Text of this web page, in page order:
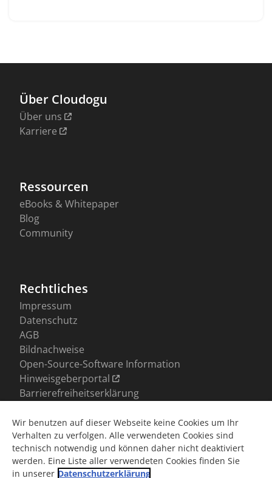
Wir benutzen auf dieser Webseite keine Cookies um Ihr
Verhalten zu verfolgen. Alle verwendeten Cookies sind
technisch notwendig und können daher nicht deaktiviert
werden. Eine Liste aller verwendeten Cookies finden Sie
in unserer Datenschutzerklärung